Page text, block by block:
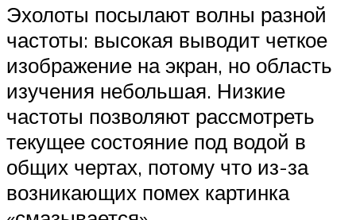
Эхолоты посылают волны разной
частоты: высокая выводит четкое
изображение на экран, но область
изучения небольшая. Низкие
частоты позволяют рассмотреть
текущее состояние под водой в
общих чертах, потому что из-за
возникающих помех картинка